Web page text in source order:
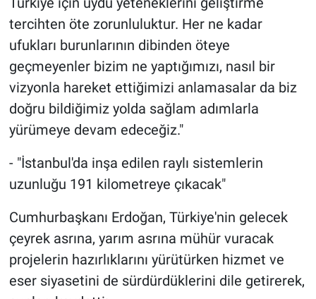
tercihten öte zorunluluktur. Her ne kadar
ufukları burunlarının dibinden öteye
geçmeyenler bizim ne yaptığımızı, nasıl bir
vizyonla hareket ettiğimizi anlamasalar da biz
doğru bildiğimiz yolda sağlam adımlarla
yürümeye devam edeceğiz."
- "İstanbul'da inşa edilen raylı sistemlerin
uzunluğu 191 kilometreye çıkacak"
Cumhurbaşkanı Erdoğan, Türkiye'nin gelecek
çeyrek asrına, yarım asrına mühür vuracak
projelerin hazırlıklarını yürütürken hizmet ve
eser siyasetini de sürdürdüklerini dile getirerek,